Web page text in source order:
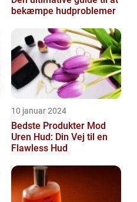
bekæmpe hudproblemer
10 januar 2024
Bedste Produkter Mod
Uren Hud: Din Vej til en
Flawless Hud